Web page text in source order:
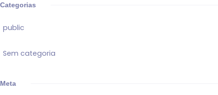
Categorias
public
Sem categoria
Meta